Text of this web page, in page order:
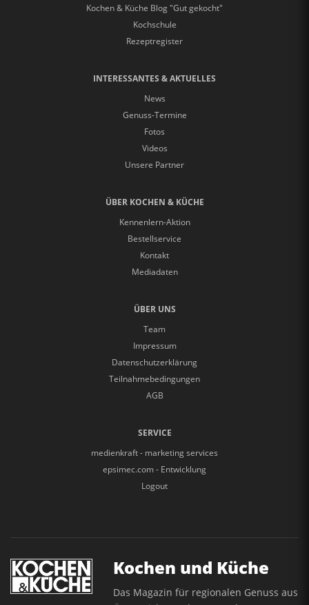
Kochen & Küche Blog "Gut gekocht"
Kochschule
Rezeptregister
INTERESSANTES & AKTUELLES
News
Genuss-Termine
Fotos
Videos
Unsere Partner
ÜBER KOCHEN & KÜCHE
Kennenlern-Aktion
Bestellservice
Kontakt
Mediadaten
ÜBER UNS
Team
Impressum
Datenschutzerklärung
Teilnahmebedingungen
AGB
SERVICE
medienkraft - marketing services
epsimec.com - Entwicklung
Logout
Kochen und Küche
Das Magazin für regionalen Genuss aus